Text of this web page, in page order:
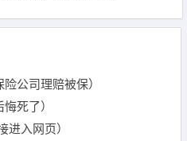
公司理赔被保）
死了）
进入网页）